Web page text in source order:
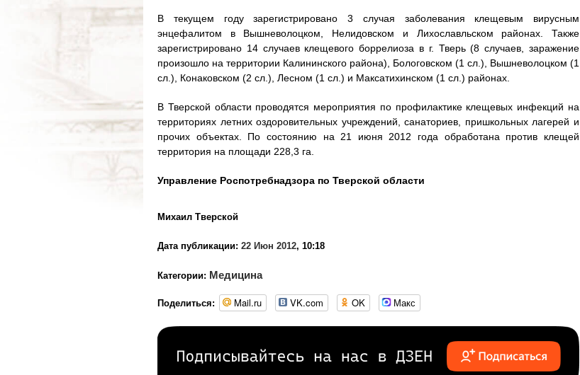
В текущем году зарегистрировано 3 случая заболевания клещевым вирусным
энцефалитом в Вышневолоцком, Нелидовском и Лихославльском районах. Также
зарегистрировано 14 случаев клещевого боррелиоза в г. Тверь (8 случаев, заражение
произошло на территории Калининского района), Бологовском (1 сл.), Вышневолоцком (1
сл.), Конаковском (2 сл.), Лесном (1 сл.) и Максатихинском (1 сл.) районах.
В Тверской области проводятся мероприятия по профилактике клещевых инфекций на
территориях летних оздоровительных учреждений, санаториев, пришкольных лагерей и
прочих объектах. По состоянию на 21 июня 2012 года обработана против клещей
территория на площади 228,3 га.
Управление Роспотребнадзора по Тверской области
Михаил Тверской
Дата публикации: 22 Июн 2012, 10:18
Категории: Медицина
Поделиться: Mail.ru VK.com OK Макс